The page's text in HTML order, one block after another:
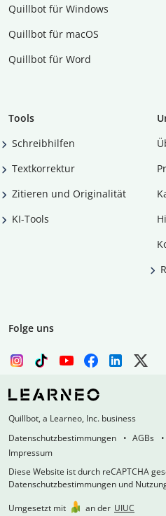
Quillbot für Windows
Quillbot für macOS
Quillbot für Word
Tools
Schreibhilfen
Textkorrektur
Zitieren und Originalität
KI-Tools
Folge uns
Quillbot, a Learneo, Inc. business
Datenschutzbestimmungen
AGBs
Impressum
Diese Website ist durch reCAPTCHA
Datenschutzbestimmungen und
Umgesetzt mit
an der UIUC